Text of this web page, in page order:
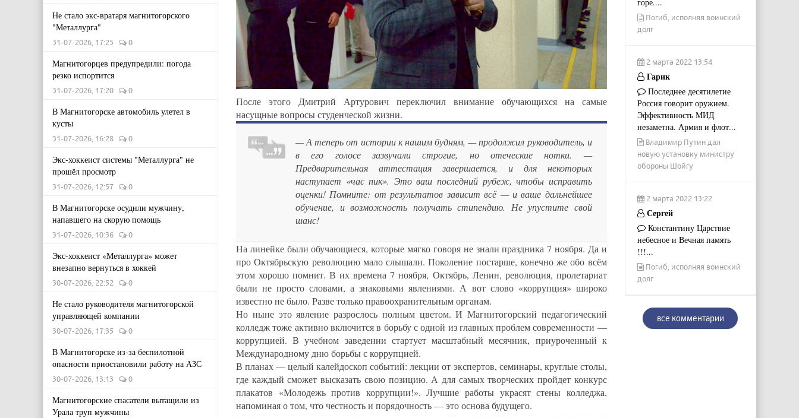
Не стало экс-вратаря магнитогорского
"Металлурга"
31-07-2026, 17:25 0
Магнитогорцев предупредили: погода
резко испортится
31-07-2026, 17:20 0
В Магнитогорске автомобиль улетел в
кусты
31-07-2026, 16:28 0
Экс-хоккеист системы "Металлурга" не
прошёл просмотр
31-07-2026, 12:57 0
В Магнитогорске осудили мужчину,
напавшего на скорую помощь
31-07-2026, 10:36 0
Экс-хоккеист «Металлурга» может
внезапно вернуться в хоккей
30-07-2026, 22:52 0
Не стало руководителя магнитогорской
управляющей компании
30-07-2026, 17:35 0
В Магнитогорске из-за беспилотной
опасности приостановили работу на АЗС
30-07-2026, 13:13 0
Магнитогорские спасатели вытащили из
Урала труп мужчины
После этого Дмитрий Артурович переключил внимание обучающихся на самые
насущные вопросы студенческой жизни.
— А теперь от истории к нашим будням, — продолжил руководитель, и
в его голосе зазвучали строгие, но отеческие нотки. —
Предварительная аттестация завершается, и для некоторых
наступает «час пик». Это ваш последний рубеж, чтобы исправить
оценки! Помните: от результатов зависит всё — и ваше дальнейшее
обучение, и возможность получать стипендию. Не упустите свой
шанс!
На линейке были обучающиеся, которые мягко говоря не знали праздника 7 ноября. Да и
про Октябрьскую революцию мало слышали. Поколение постарше, конечно же обо всём
этом хорошо помнит. В их времена 7 ноября, Октябрь, Ленин, революция, пролетариат
были не просто словами, а знаковыми явлениями. А вот слово «коррупция» широко
известно не было. Разве только правоохранительным органам.
Но ныне это явление разрослось полным цветом. И Магнитогорский педагогический
колледж тоже активно включится в борьбу с одной из главных проблем современности —
коррупцией. В учебном заведении стартует масштабный месячник, приуроченный к
Международному дню борьбы с коррупцией.
В планах — целый калейдоскоп событий: лекции от экспертов, семинары, круглые столы,
где каждый сможет высказать свою позицию. А для самых творческих пройдет конкурс
плакатов «Молодежь против коррупции!». Лучшие работы украсят стены колледжа,
напоминая о том, что честность и порядочность — это основа будущего.
Погиб, исполняя воинский
долг
2 марта 2022 13:54
Гарик
Последнее десятилетие
Россия говорит оружием.
Эффективность МИД
незаметна. Армия и флот...
Владимир Путин дал
новую установку министру
обороны Шойгу
2 марта 2022 13:22
Сергей
Константину Царствие
небесное и Вечная память
!!!...
Погиб, исполняя воинский
долг
все комментарии